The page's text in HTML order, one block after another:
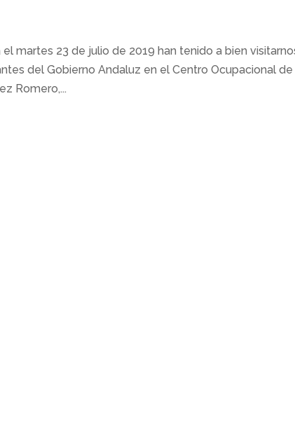
martes 23 de julio de 2019 han tenido a bien
del Gobierno Andaluz en el Centro Ocupacional de
Romero,...